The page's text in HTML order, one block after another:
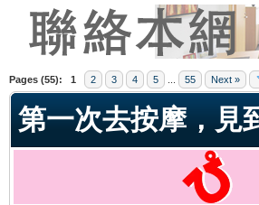
Pages (55): 1 2 3 4 5 55 Next »
第一次去按摩，見